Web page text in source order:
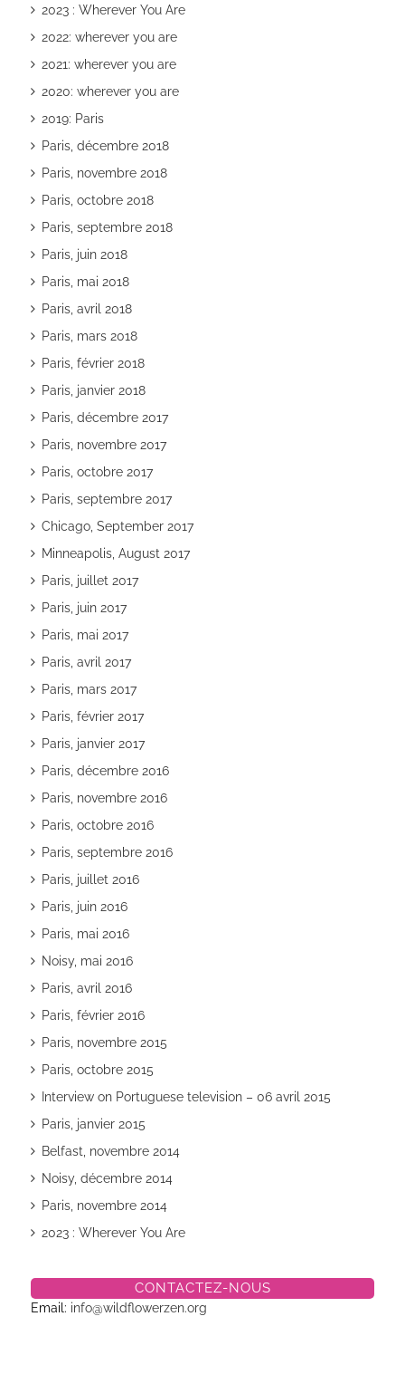
2023 : Wherever You Are
2022: wherever you are
2021: wherever you are
2020: wherever you are
2019: Paris
Paris, décembre 2018
Paris, novembre 2018
Paris, octobre 2018
Paris, septembre 2018
Paris, juin 2018
Paris, mai 2018
Paris, avril 2018
Paris, mars 2018
Paris, février 2018
Paris, janvier 2018
Paris, décembre 2017
Paris, novembre 2017
Paris, octobre 2017
Paris, septembre 2017
Chicago, September 2017
Minneapolis, August 2017
Paris, juillet 2017
Paris, juin 2017
Paris, mai 2017
Paris, avril 2017
Paris, mars 2017
Paris, février 2017
Paris, janvier 2017
Paris, décembre 2016
Paris, novembre 2016
Paris, octobre 2016
Paris, septembre 2016
Paris, juillet 2016
Paris, juin 2016
Paris, mai 2016
Noisy, mai 2016
Paris, avril 2016
Paris, février 2016
Paris, novembre 2015
Paris, octobre 2015
Interview on Portuguese television – 06 avril 2015
Paris, janvier 2015
Belfast, novembre 2014
Noisy, décembre 2014
Paris, novembre 2014
2023 : Wherever You Are
CONTACTEZ-NOUS
Email: info@wildflowerzen.org